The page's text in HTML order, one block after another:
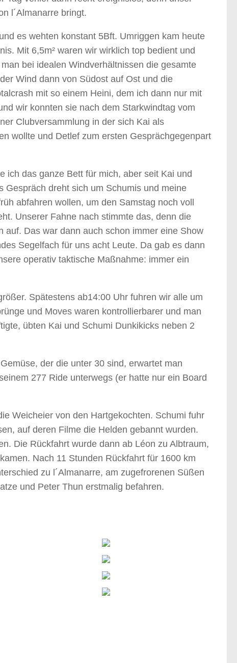
l´Almanarre bringt.
es wehten konstant 5Bft. Umriggen kam heute
Mit 6,5m² waren wir wirklich top bedient und
bei idealen Windverhältnissen die gesamte
Wind dann von Südost auf Ost und die
mit so einem Heini, dem ich dann nur mit
wir konnten sie nach dem Starkwindtag vom
Clubversammlung in der sich Kai als
wollte und Detlef zum ersten Gesprächgegenpart
ich das ganze Bett für mich, aber seit Kai und
Gespräch dreht sich um Schumis und meine
abfahren wollen, um den Samstag noch voll
Unserer Fahne nach stimmte das, denn die
auf. Das war dann auch schon immer eine Show
Segelfach für uns acht Leute. Da gab es dann
operativ taktische Maßnahme: immer ein
Spätestens ab14:00 Uhr fuhren wir alle um
und Moves waren kontrollierbarer und man
übten Kai und Schumi Dunkikicks neben 2
der die unter 30 sind, erwartet man
277 Ride unterwegs (er hatte nur ein Board
Weicheier von den Hartgekochten. Schumi fuhr
auf deren Filme die Helden gebannt wurden.
Die Rückfahrt wurde dann ab Léon zu Albtraum,
Nach 11 Stunden Rückfahrt für 1600 km
zu l´Almanarre, am zugefrorenen Süßen
und Peter Thun erstmalig befahren.